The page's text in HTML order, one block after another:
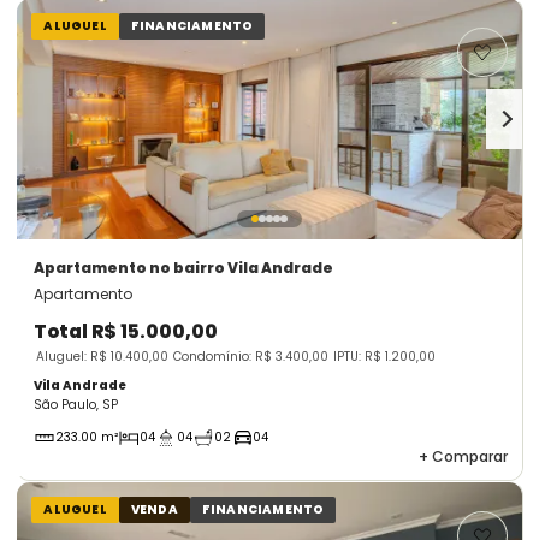
ALUGUEL FINANCIAMENTO
Apartamento no bairro Vila Andrade
Apartamento
Total R$ 15.000,00
Aluguel: R$ 10.400,00 Condomínio: R$ 3.400,00 IPTU: R$ 1.200,00
Vila Andrade
São Paulo, SP
233.00 m²
04 04 02 04
+ Comparar
ALUGUEL VENDA FINANCIAMENTO